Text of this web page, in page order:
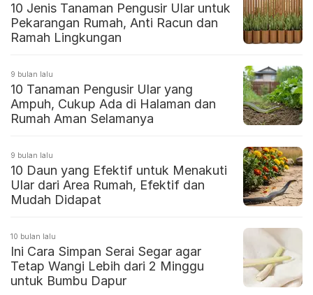
10 Jenis Tanaman Pengusir Ular untuk
Pekarangan Rumah, Anti Racun dan
Ramah Lingkungan
9 bulan lalu
10 Tanaman Pengusir Ular yang
Ampuh, Cukup Ada di Halaman dan
Rumah Aman Selamanya
9 bulan lalu
10 Daun yang Efektif untuk Menakuti
Ular dari Area Rumah, Efektif dan
Mudah Didapat
10 bulan lalu
Ini Cara Simpan Serai Segar agar
Tetap Wangi Lebih dari 2 Minggu
untuk Bumbu Dapur